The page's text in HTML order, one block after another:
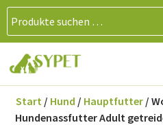
Start/ Hund / Hauptfutter/
Hundenassfutter Adult